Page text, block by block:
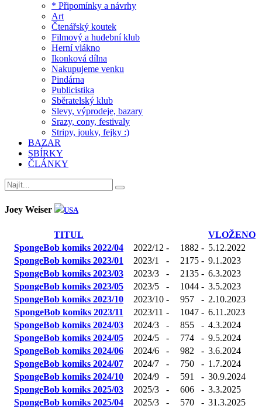
* Připomínky a návrhy
Art
Čtenářský koutek
Filmový a hudební klub
Herní vlákno
Ikonková dílna
Nakupujeme venku
Pindárna
Publicistika
Sběratelský klub
Slevy, výprodeje, bazary
Srazy, cony, festivaly
Stripy, jouky, fejky :)
BAZAR
SBÍRKY
ČLÁNKY
Joey Weiser USA
TITUL
VLOŽENO
SpongeBob komiks 2022/04
2022/12 - 1882 - 5.12.2022
SpongeBob komiks 2023/01
2023/1 - 2175 - 9.1.2023
SpongeBob komiks 2023/03
2023/3 - 2135 - 6.3.2023
SpongeBob komiks 2023/05
2023/5 - 1044 - 3.5.2023
SpongeBob komiks 2023/10
2023/10 - 957 - 2.10.2023
SpongeBob komiks 2023/11
2023/11 - 1047 - 6.11.2023
SpongeBob komiks 2024/03
2024/3 - 855 - 4.3.2024
SpongeBob komiks 2024/05
2024/5 - 774 - 9.5.2024
SpongeBob komiks 2024/06
2024/6 - 982 - 3.6.2024
SpongeBob komiks 2024/07
2024/7 - 750 - 1.7.2024
SpongeBob komiks 2024/10
2024/9 - 591 - 30.9.2024
SpongeBob komiks 2025/03
2025/3 - 606 - 3.3.2025
SpongeBob komiks 2025/04
2025/3 - 570 - 31.3.2025